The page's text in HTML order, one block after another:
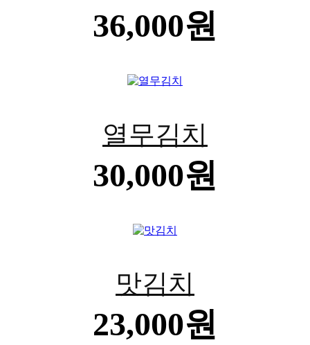
36,000원
열무김치
30,000원
맛김치
23,000원